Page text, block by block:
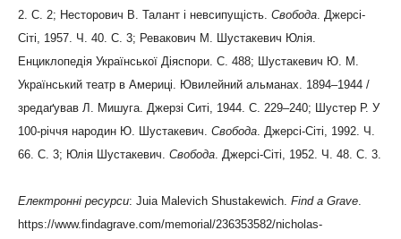
2. С. 2; Несторович В. Талант і невсипущість. Свобода. Джерсі-
Сіті, 1957. Ч. 40. С. 3; Ревакович М. Шустакевич Юлія.
Енциклопедія Української Діяспори. С. 488; Шустакевич Ю. М.
Український театр в Америці. Ювилейний альманах. 1894–1944 /
зредаґував Л. Мишуга. Джерзі Ситі, 1944. С. 229–240; Шустер Р. У
100-річчя народин Ю. Шустакевич. Свобода. Джерсі-Сіті, 1992. Ч.
66. С. 3; Юлія Шустакевич. Свобода. Джерсі-Сіті, 1952. Ч. 48. С. 3.
Електронні ресурси: Juia Malevich Shustakewich. Find a Grave.
https://www.findagrave.com/memorial/236353582/nicholas-